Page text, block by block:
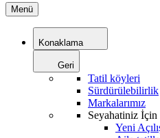
Menü
Konaklama
Geri
Tatil köyleri
Sürdürülebilirlik
Markalarımız
Seyahatiniz
Yeni